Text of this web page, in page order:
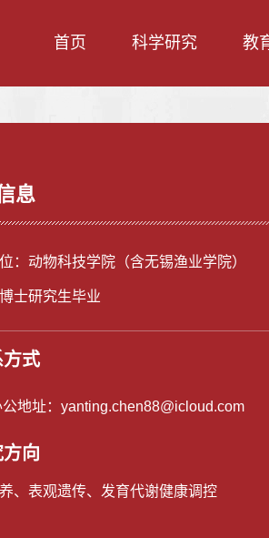
首页 科学研究 教
息
：动物科技学院（含无锡渔业学院）
士研究生毕业
式
地址： yanting.chen88@icloud.com
向
、表观遗传、发育代谢健康调控